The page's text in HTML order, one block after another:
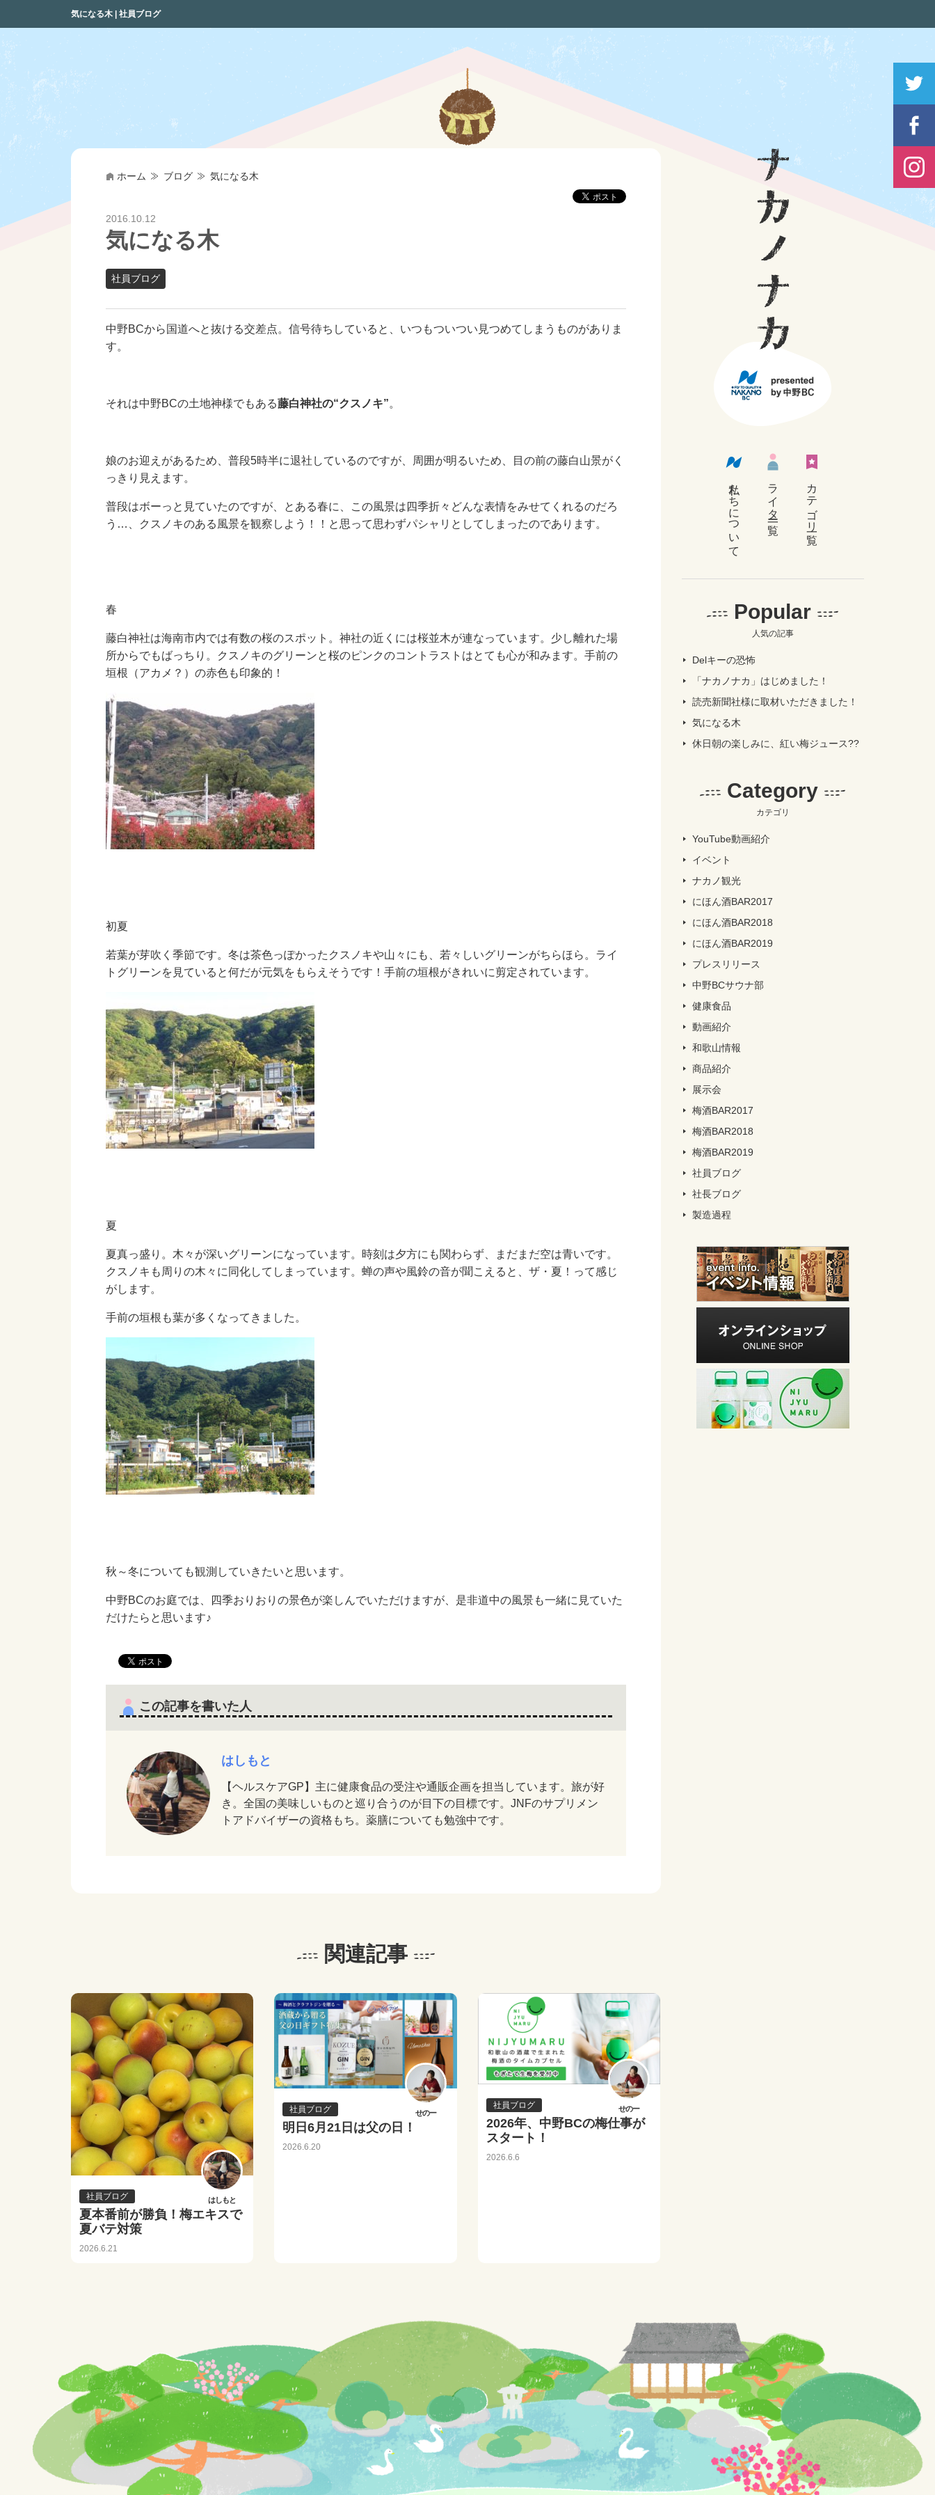
気になる木 | 社員ブログ
ホーム ブログ 気になる木
2016.10.12
気になる木
社員ブログ
中野BCから国道へと抜ける交差点。信号待ちしていると、いつもついつい見つめてしまうものがありま
す。
それは中野BCの土地神様でもある藤白神社の“クスノキ”。
娘のお迎えがあるため、普段5時半に退社しているのですが、周囲が明るいため、目の前の藤白山景がく
っきり見えます。
普段はボーっと見ていたのですが、とある春に、この風景は四季折々どんな表情をみせてくれるのだろ
う…、クスノキのある風景を観察しよう！！と思って思わずパシャリとしてしまったのであります。
春
藤白神社は海南市内では有数の桜のスポット。神社の近くには桜並木が連なっています。少し離れた場
所からでもばっちり。クスノキのグリーンと桜のピンクのコントラストはとても心が和みます。手前の
垣根（アカメ？）の赤色も印象的！
初夏
若葉が芽吹く季節です。冬は茶色っぽかったクスノキや山々にも、若々しいグリーンがちらほら。ライ
トグリーンを見ていると何だが元気をもらえそうです！手前の垣根がきれいに剪定されています。
夏
夏真っ盛り。木々が深いグリーンになっています。時刻は夕方にも関わらず、まだまだ空は青いです。
クスノキも周りの木々に同化してしまっています。蝉の声や風鈴の音が聞こえると、ザ・夏！って感じ
がします。
手前の垣根も葉が多くなってきました。
秋～冬についても観測していきたいと思います。
中野BCのお庭では、四季おりおりの景色が楽しんでいただけますが、是非道中の風景も一緒に見ていた
だけたらと思います♪
この記事を書いた人
はしもと
【ヘルスケアGP】主に健康食品の受注や通販企画を担当しています。旅が好
き。全国の美味しいものと巡り合うのが目下の目標です。JNFのサプリメン
トアドバイザーの資格もち。薬膳についても勉強中です。
関連記事
社員ブログ
夏本番前が勝負！梅エキスで
夏バテ対策
2026.6.21
はしもと
社員ブログ
明日6月21日は父の日！
2026.6.20
せのー
社員ブログ
2026年、中野BCの梅仕事が
スタート！
2026.6.6
せのー
カテゴリ一覧
ライター 一覧
私たちについて
Popular
人気の記事
Delキーの恐怖
「ナカノナカ」はじめました！
読売新聞社様に取材いただきました！
気になる木
休日朝の楽しみに、紅い梅ジュース??
Category
カテゴリ
YouTube動画紹介
イベント
ナカノ観光
にほん酒BAR2017
にほん酒BAR2018
にほん酒BAR2019
プレスリリース
中野BCサウナ部
健康食品
動画紹介
和歌山情報
商品紹介
展示会
梅酒BAR2017
梅酒BAR2018
梅酒BAR2019
社員ブログ
社長ブログ
製造過程